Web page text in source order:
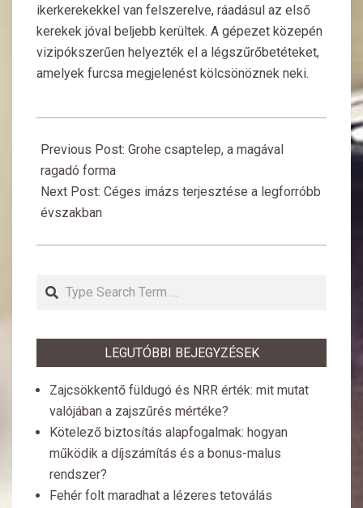
ikerkerekekkel van felszerelve, ráadásul az első
kerekek jóval beljebb kerültek. A gépezet közepén
vizipókszerűen helyezték el a légszűrőbetéteket,
amelyek furcsa megjelenést kölcsönöznek neki.
08-
06
Previous Post: Grohe csaptelep, a magával
ragadó forma
Next Post: Céges imázs terjesztése a legforróbb
évszakban
Search
LEGUTÓBBI BEJEGYZÉSEK
Zajcsökkentő füldugó és NRR érték: mit mutat
valójában a zajszűrés mértéke?
Kötelező biztosítás alapfogalmak: hogyan
működik a díjszámítás és a bonus-malus
rendszer?
Fehér folt maradhat a lézeres tetoválás